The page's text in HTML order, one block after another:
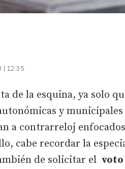
| 12:35
de la esquina, ya solo
y municipales
a contrarreloj
cabe recordar la
de solicitar el